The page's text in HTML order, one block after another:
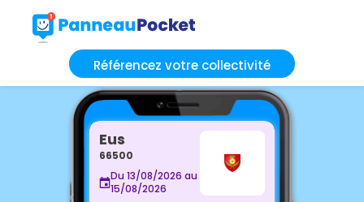
Référencez votre collectivité
Eus
66500
Du 13/08/2026 au
15/08/2026